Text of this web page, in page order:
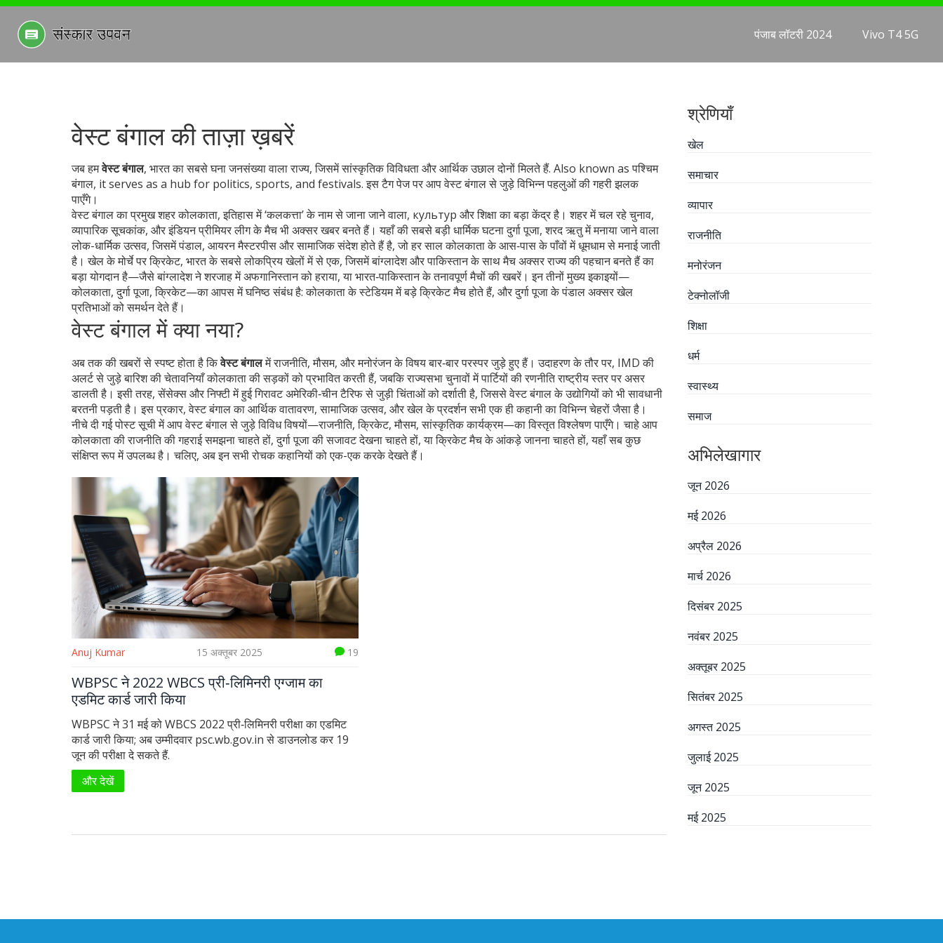
पंजाब लॉटरी 2024 Vivo T4 5G
वेस्ट बंगाल की ताज़ा ख़बरें
जब हमवेस्ट बंगाल, भारत का सबसे घना जनसंख्या वाला राज्य, जिसमें सांस्कृतिक विविधता और आर्थिक उछाल दोनों मिलते हैं. Also known asपश्चिम
बंगाल, it serves as a hub for politics, sports, and festivals. इस टैग पेज पर आप वेस्ट बंगाल से जुड़े विभिन्न पहलुओं की गहरी झलक
पाएँगे।
वेस्ट बंगाल का प्रमुख शहरकोलकाता,इतिहास में ‘कलकत्ता’ के नाम से जाना जाने वाला, культур और शिक्षा का बड़ा केंद्रहै। शहर में चल रहे चुनाव,
व्यापारिक सूचकांक, और इंडियन प्रीमियर लीग के मैच भी अक्सर खबर बनते हैं। यहाँ की सबसे बड़ी धार्मिक घटनादुर्गा पूजा,शरद ऋतु में मनाया जाने वाला
लोक-धार्मिक उत्सव, जिसमें पंडाल, आयरन मैस्टरपीस और सामाजिक संदेश होते हैंहै, जो हर साल कोलकाता के आस‑पास के पाँवों में धूमधाम से मनाई जाती
है। खेल के मोर्चे परक्रिकेट, भारत के सबसे लोकप्रिय खेलों में से एक, जिसमें बांग्लादेश और पाकिस्तान के साथ मैच अक्सर राज्य की पहचान बनते हैंका
बड़ा योगदान है—जैसे बांग्लादेश ने शरजाह में अफगानिस्तान को हराया, या भारत‑पाकिस्तान के तनावपूर्ण मैचों की खबरें। इन तीनों मुख्य इकाइयों—
कोलकाता, दुर्गा पूजा, क्रिकेट—का आपस में घनिष्ठ संबंध है: कोलकाता के स्टेडियम में बड़े क्रिकेट मैच होते हैं, और दुर्गा पूजा के पंडाल अक्सर खेल
प्रतिभाओं को समर्थन देते हैं।
वेस्ट बंगाल में क्या नया?
अब तक की खबरों से स्पष्ट होता है किवेस्ट बंगालमें राजनीति, मौसम, और मनोरंजन के विषय बार‑बार परस्पर जुड़े हुए हैं। उदाहरण के तौर पर, IMD की
अलर्ट से जुड़े बारिश की चेतावनियाँ कोलकाता की सड़कों को प्रभावित करती हैं, जबकि राज्यसभा चुनावों में पार्टियों की रणनीति राष्ट्रीय स्तर पर असर
डालती है। इसी तरह, सेंसेक्स और निफ्टी में हुई गिरावट अमेरिकी‑चीन टैरिफ से जुड़ी चिंताओं को दर्शाती है, जिससे वेस्ट बंगाल के उद्योगियों को भी सावधानी
बरतनी पड़ती है। इस प्रकार, वेस्ट बंगाल का आर्थिक वातावरण, सामाजिक उत्सव, और खेल के प्रदर्शन सभी एक ही कहानी का विभिन्न चेहरों जैसा है।
नीचे दी गई पोस्ट सूची में आप वेस्ट बंगाल से जुड़े विविध विषयों—राजनीति, क्रिकेट, मौसम, सांस्कृतिक कार्यक्रम—का विस्तृत विश्लेषण पाएँगे। चाहे आप
कोलकाता की राजनीति की गहराई समझना चाहते हों, दुर्गा पूजा की सजावट देखना चाहते हों, या क्रिकेट मैच के आंकड़े जानना चाहते हों, यहाँ सब कुछ
संक्षिप्त रूप में उपलब्ध है। चलिए, अब इन सभी रोचक कहानियों को एक-एक करके देखते हैं।
Anuj Kumar 15 अक्तूबर 2025 19
WBPSC ने 2022 WBCS प्री‑लिमिनरी एग्जाम का
एडमिट कार्ड जारी किया
WBPSC ने 31 मई को WBCS 2022 प्री‑लिमिनरी परीक्षा का एडमिट
कार्ड जारी किया; अब उम्मीदवार psc.wb.gov.in से डाउनलोड कर 19
जून की परीक्षा दे सकते हैं.
और देखें
श्रेणियाँ
खेल
समाचार
व्यापार
राजनीति
मनोरंजन
टेक्नोलॉजी
शिक्षा
धर्म
स्वास्थ्य
समाज
अभिलेखागार
जून 2026
मई 2026
अप्रैल 2026
मार्च 2026
दिसंबर 2025
नवंबर 2025
अक्तूबर 2025
सितंबर 2025
अगस्त 2025
जुलाई 2025
जून 2025
मई 2025